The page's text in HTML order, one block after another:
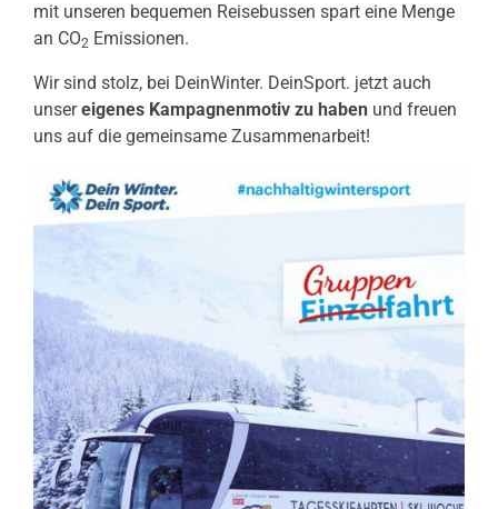
mit unseren bequemen Reisebussen spart eine Menge
an CO2 Emissionen.
Wir sind stolz, bei DeinWinter. DeinSport. jetzt auch
unsereigenes Kampagnenmotiv zu haben und freuen
uns auf die gemeinsame Zusammenarbeit!